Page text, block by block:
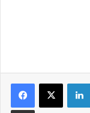
Partilhar Via Email